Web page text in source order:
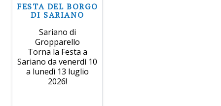
FESTA DEL BORGO
DI SARIANO
Sariano di
Gropparello
Torna la Festa a
Sariano da venerdì 10
a lunedì 13 luglio
2026!